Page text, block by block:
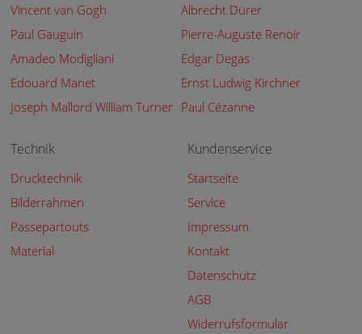
Vincent van Gogh
Albrecht Dürer
Paul Gauguin
Pierre-Auguste Renoir
Amadeo Modigliani
Edgar Degas
Edouard Manet
Ernst Ludwig Kirchner
Joseph Mallord William Turner Paul Cézanne
Technik
Drucktechnik
Bilderrahmen
Passepartouts
Material
Kundenservice
Startseite
Service
Impressum
Kontakt
Datenschutz
AGB
Widerrufsformular